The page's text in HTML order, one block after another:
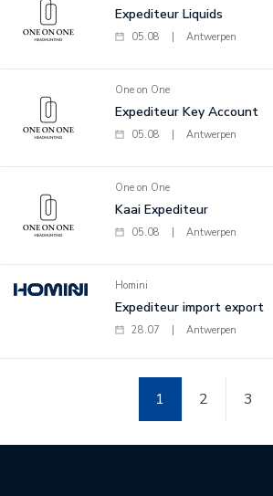
Expediteur Liquids
05.08 Antwerpen
One on One
Expediteur Key Account
05.08 Antwerpen
One on One
Kaai Expediteur
05.08 Antwerpen
Homini
Expediteur import export
28.07 Antwerpen
1 2 3